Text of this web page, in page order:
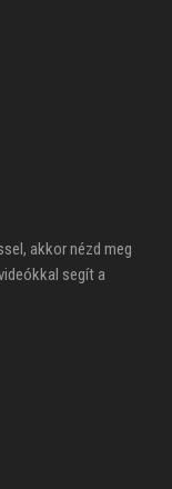
akkor nézd meg
segít a